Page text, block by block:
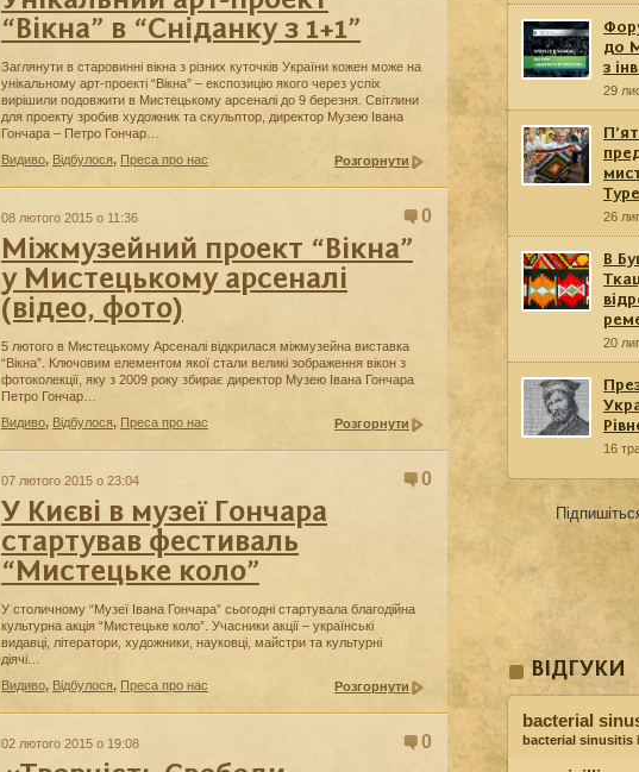
“Вікна” в “Сніданку з 1+1”
Заглянути в старовинні вікна з різних куточків України кожен може на
унікальному арт-проекті “Вікна” – експозицію якого через успіх
вирішили подовжити в Мистецькому арсеналі до 9 березня. Світлини
для проекту зробив художник та скульптор, директор Музею Івана
Гончара – Петро Гончар…
Видиво, Відбулося, Преса про нас Розгорнути
08 лютого 2015 о 11:36 0
Міжмузейний проект “Вікна”
у Мистецькому арсеналі
(відео, фото)
5 лютого в Мистецькому Арсеналі відкрилася міжмузейна виставка
“Вікна”. Ключовим елементом якої стали великі зображення вікон з
фотоколекції, яку з 2009 року збирає директор Музею Івана Гончара
Петро Гончар…
Видиво, Відбулося, Преса про нас Розгорнути
07 лютого 2015 о 23:04 0
У Києві в музеї Гончара
стартував фестиваль
“Мистецьке коло”
У столичному “Музеї Івана Гончара” сьогодні стартувала благодійна
культурна акція “Мистецьке коло”. Учасники акції – українські
видавці, літератори, художники, науковці, майстри та культурні
діячі…
Видиво, Відбулося, Преса про нас Розгорнути
02 лютого 2015 о 19:08 0
до
з
29
26
В
20
16
ВІДГУКИ
bacterial
bacterial sinusitis